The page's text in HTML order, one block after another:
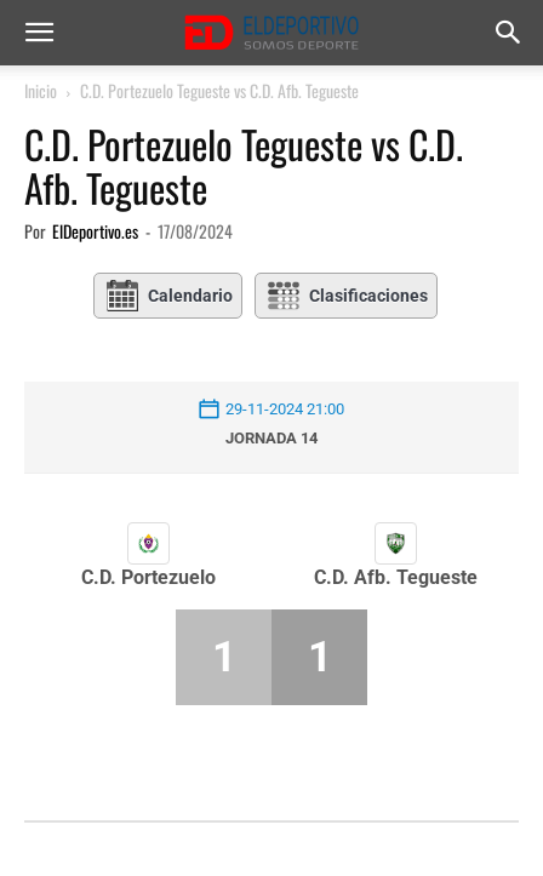
Inicio C.D. Portezuelo Tegueste vs C.D. Afb. Tegueste
C.D. Portezuelo Tegueste vs C.D.
Afb. Tegueste
Por ElDeportivo.es - 17/08/2024
Calendario Clasificaciones
29-11-2024 21:00
JORNADA 14
C.D. Portezuelo C.D. Afb. Tegueste
1 1